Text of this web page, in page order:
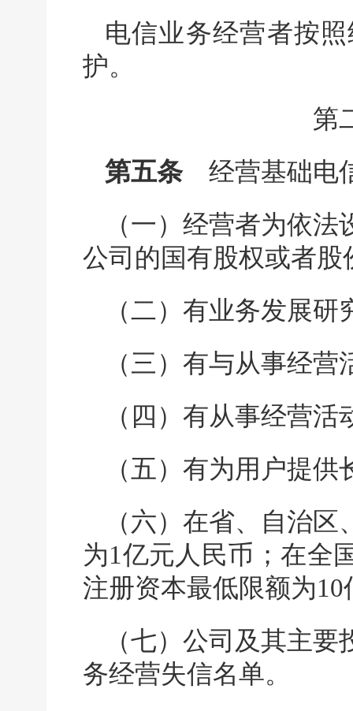
电信业务经营者按
护。
第
第五条经营基础电
（一）经营者为依
公司的国有股权或者股
（二）有业务发展
（三）有与从事经
（四）有从事经营
（五）有为用户提
（六）在省、自治
为1亿元人民币；在全
注册资本最低限额为
（七）公司及其主
务经营失信名单。